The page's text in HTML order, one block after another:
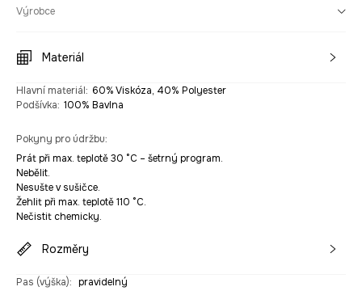
Výrobce
Materiál
Hlavní materiál: 60% Viskóza, 40% Polyester
Podšívka: 100% Bavlna
Pokyny pro údržbu:
Prát při max. teplotě 30 °C – šetrný program.
Nebělit.
Nesušte v sušičce.
Žehlit při max. teplotě 110 °C.
Nečistit chemicky.
Rozměry
Pas (výška): pravidelný